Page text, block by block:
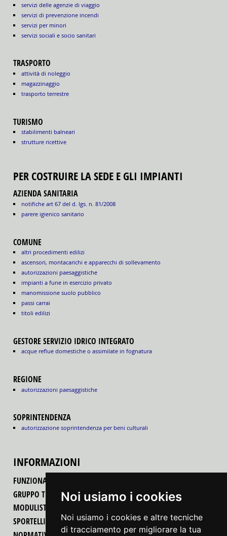
Noi usiamo i cookies
Noi usiamo i cookies e altre tecniche
di tracciamento per migliorare la tua
servizi delle agenzie di viaggio
servizi di prevenzione incendi
servizi per minori
servizi sociali e socio sanitari
TRASPORTO
attività di noleggio
magazzinaggio
trasporto terrestre
TURISMO
stabilimenti balneari
strutture ricettive
PER COSTRUIRE LA SEDE E GLI IMPIANTI
AZIENDA SANITARIA
notifiche art 67 del d. lgs. n. 81/2008
parere igienico sanitario
COMUNE
altri procedimenti edilizi
ascensori, montacarichi e apparecchi di sollevamento
autorizzazioni paesaggistiche
impianti a fune in esercizio privato
manomissione suolo pubblico
passi carrai
titoli edilizi
GESTORE SERVIZIO IDRICO INTEGRATO
acque reflue domestiche o assimilate in fognatura
REGIONE
autorizzazioni paesaggistiche
SOPRINTENDENZA
autorizzazione soprintendenza per beni culturali
INFORMAZIONI
FUNZIONALITÀ DEL PORTALE
GRUPPO TECNICO REGIONALE
MODULISTICA
SPORTELLI UNICI PER LE ATTIVITÀ PRODUTTIVE